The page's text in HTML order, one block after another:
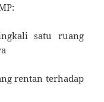
satu ruang
rentan terhadap